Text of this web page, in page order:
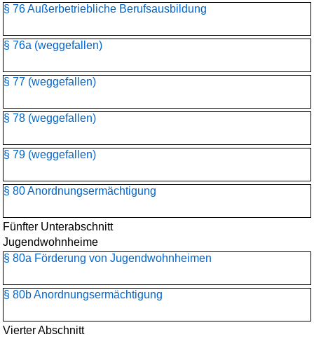
§ 76 Außerbetriebliche Berufsausbildung
§ 76a (weggefallen)
§ 77 (weggefallen)
§ 78 (weggefallen)
§ 79 (weggefallen)
§ 80 Anordnungsermächtigung
Fünfter Unterabschnitt
Jugendwohnheime
§ 80a Förderung von Jugendwohnheimen
§ 80b Anordnungsermächtigung
Vierter Abschnitt